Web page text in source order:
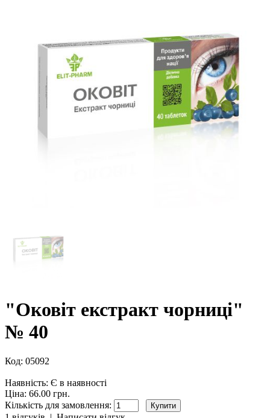
"Оковіт екстракт чорниці"
№ 40
Код: 05092
Наявність: Є в наявності
Ціна: 66.00 грн.
Кількість для замовлення: